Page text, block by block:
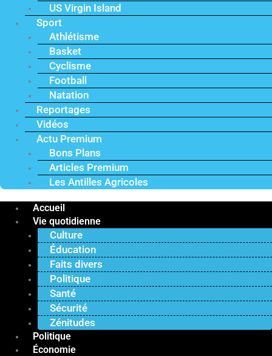
US Virgin Island
Sport
Athlétisme
Basket
Cyclisme
Football
Natation
Reportages
Vidéos
Actu Premium
Bons Plans
Articles Premium
Les Antilles Agricoles
Accueil
Vie quotidienne
Culture
Éducation
Faits divers
Politique
Santé
Sécurité
Zénitudes
Politique
Économie